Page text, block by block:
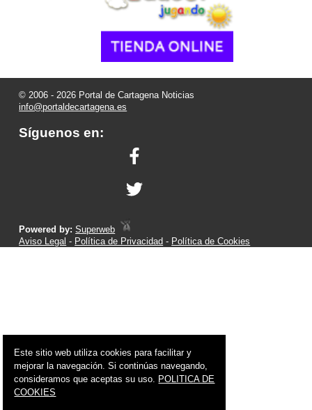
© 2006 - 2026 Portal de Cartagena Noticias
info@portaldecartagena.es
Síguenos en:
Powered by:Superweb
Aviso Legal - Política de Privacidad - Política de Cookies
Este sitio web utiliza cookies para facilitar y
mejorar la navegación. Si continúas navegando,
consideramos que aceptas su uso. POLITICA DE
COOKIES